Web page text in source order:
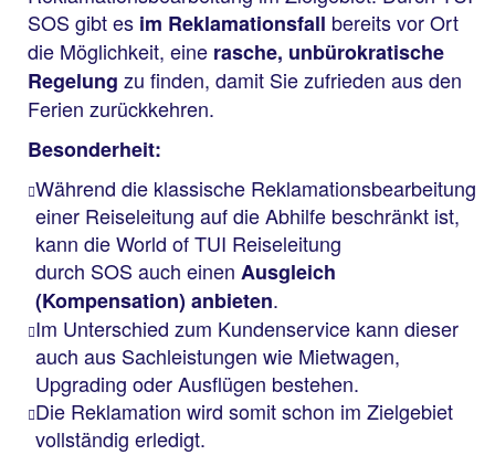
SOS gibt es im Reklamationsfall bereits vor Ort
die Möglichkeit, eine rasche, unbürokratische
Regelung zu finden, damit Sie zufrieden aus den
Ferien zurückkehren.
Besonderheit:
Während die klassische Reklamationsbearbeitung
einer Reiseleitung auf die Abhilfe beschränkt ist,
kann die World of TUI Reiseleitung
durch SOS auch einen Ausgleich
(Kompensation) anbieten.
Im Unterschied zum Kundenservice kann dieser
auch aus Sachleistungen wie Mietwagen,
Upgrading oder Ausflügen bestehen.
Die Reklamation wird somit schon im Zielgebiet
vollständig erledigt.